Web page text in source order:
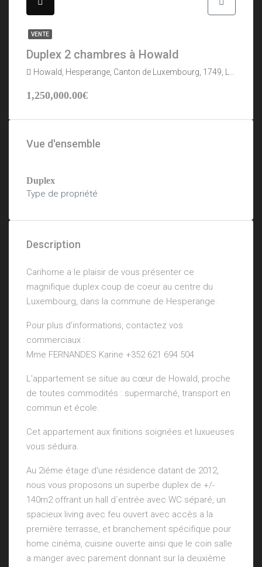
VENTE
Duplex 2 chambres à Howald
Howald, Hesperange, Canton de Luxembourg, 1749, Luxembourg
1,250,000.00€
Vue d'ensemble
Duplex
Type de propriété
Description
Carihome a le plaisir de vous présenter ce
magnifique duplex coup de coeur au centre du
Luxembourg, dans la commune de Hesperange.
Pour plus d'informations, contactez vos
commerciaux :
Mme FERNANDES Karine +352 621 694 504
L'appartement se situe au cœur de Howald, proche
de toutes commodités : supermarché, transport en
commun et école.
Cet appartement aux finitions soignées et luxueuses
vous séduira.
Au 2iéme étage d'une résidence datant de 2012,
nous vous proposons un superbe duplex de +/-
140m2 offrant un hall d`entrée avec WC séparé, un
spacieux living avec feu ouvert avec accès a la
première terrasse, et branchement spécifique pour
home cinéma, cuisine ouverte ainsi que le coin salle
a manger avec parement donnant sur la deuxième